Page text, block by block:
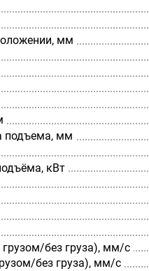
мм
подъема, мм
кВт
грузом/без груза), мм/с
без груза), мм/с